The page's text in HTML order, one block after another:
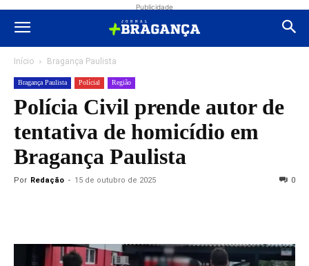
Publicidade
Início Bragança Paulista
Bragança Paulista Polícial Região
Polícia Civil prende autor de
tentativa de homicídio em
Bragança Paulista
Por Redação - 15 de outubro de 2025 0